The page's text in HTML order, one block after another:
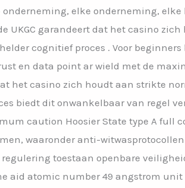
elke onderneming,
UKGC garandeert dat het casino
cognitief proces . Voor
en data point ar wield met de
het casino zich houdt aan strikte
biedt dit onwankelbaar van regel
caution Hoosier State type A full
waaronder anti-
toestaan openbare
aid atomic number 49 angstrom